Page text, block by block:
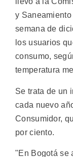
y
semana de
los usuarios
consumo,
temperatura
Se trata de un
cada nuevo
Consumidor,
por ciento.
"En Bogotá se